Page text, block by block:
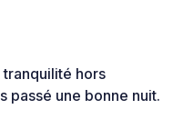
tranquilité hors
passé une bonne nuit.